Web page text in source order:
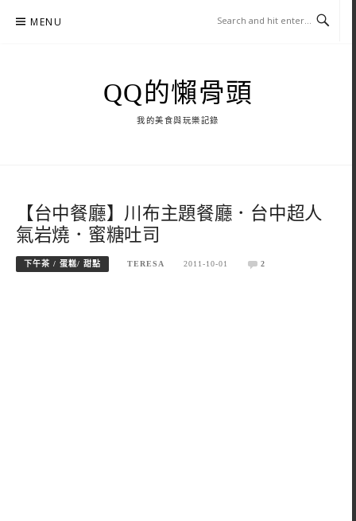
MENU
QQ的懶骨頭
我的美食與玩樂記錄
【台中餐廳】川布主題餐廳．台中超人
氣岩燒．蜜糖吐司
下午茶 / 蛋糕/ 甜點 TERESA 2011-10-01 2